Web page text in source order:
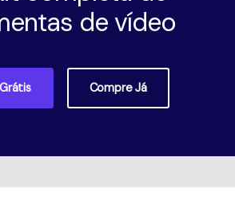
de vídeo
Compre Já